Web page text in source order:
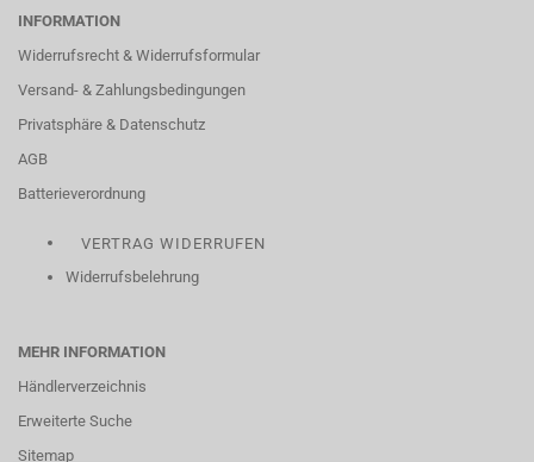
INFORMATION
Widerrufsrecht & Widerrufsformular
Versand- & Zahlungsbedingungen
Privatsphäre & Datenschutz
AGB
Batterieverordnung
VERTRAG WIDERRUFEN
Widerrufsbelehrung
MEHR INFORMATION
Händlerverzeichnis
Erweiterte Suche
Sitemap